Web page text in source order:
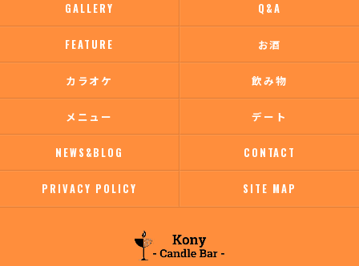
GALLERY Q&A
FEATURE お酒
カラオケ 飲み物
メニュー デート
NEWS&BLOG CONTACT
PRIVACY POLICY SITE MAP